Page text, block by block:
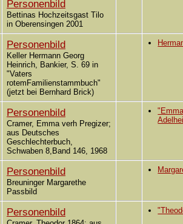
Personenbild
Bettinas Hochzeitsgast Tilo
in Oberensingen 2001
Personenbild
Keller Hermann Georg
Heinrich, Bankier, S. 69 in
"Vaters
rotemFamilienstammbuch"
(jetzt bei Bernhard Brick)
Personenbild
Cramer, Emma verh Pregizer;
aus Deutsches
Geschlechterbuch,
Schwaben 8,Band 146, 1968
Personenbild
Breuninger Margarethe
Passbild
Personenbild